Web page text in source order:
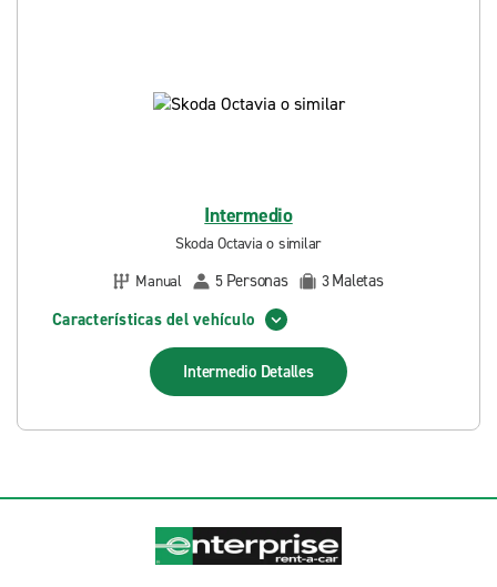
Intermedio
Skoda Octavia o similar
Manual
5 Personas 3Maletas
Características del vehículo
Intermedio Detalles